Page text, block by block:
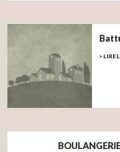
> LIRE